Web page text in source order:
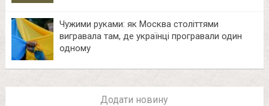
Чужими руками: як Москва століттями
вигравала там, де українці програвали один
одному
Додати новину